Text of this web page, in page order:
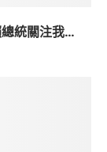
統關注我...